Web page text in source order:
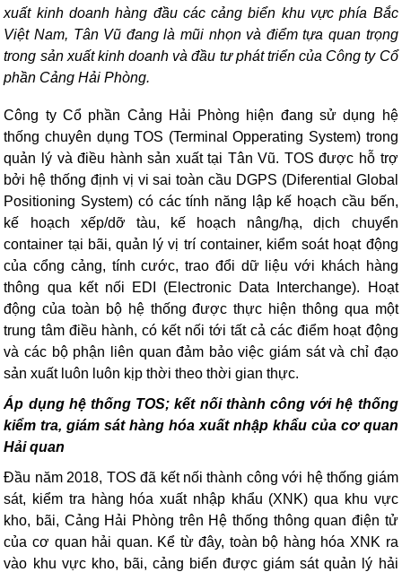
xuất kinh doanh hàng đầu các cảng biển khu vực phía Bắc
Việt Nam, Tân Vũ đang là mũi nhọn và điểm tựa quan trọng
trong sản xuất kinh doanh và đầu tư phát triển của Công ty Cổ
phần Cảng Hải Phòng.
Công ty Cổ phần Cảng Hải Phòng hiện đang sử dụng hệ
thống chuyên dụng TOS (Terminal Opperating System) trong
quản lý và điều hành sản xuất tại Tân Vũ. TOS được hỗ trợ
bởi hệ thống định vị vi sai toàn cầu DGPS (Diferential Global
Positioning System) có các tính năng lập kế hoạch cầu bến,
kế hoạch xếp/dỡ tàu, kế hoạch nâng/hạ, dịch chuyển
container tại bãi, quản lý vị trí container, kiểm soát hoạt động
của cổng cảng, tính cước, trao đổi dữ liệu với khách hàng
thông qua kết nối EDI (Electronic Data Interchange). Hoạt
động của toàn bộ hệ thống được thực hiện thông qua một
trung tâm điều hành, có kết nối tới tất cả các điểm hoạt động
và các bộ phận liên quan đảm bảo việc giám sát và chỉ đạo
sản xuất luôn luôn kịp thời theo thời gian thực.
Áp dụng hệ thống TOS; kết nối thành công với hệ thống
kiểm tra, giám sát hàng hóa xuất nhập khẩu của cơ quan
Hải quan
Đầu năm 2018, TOS đã kết nối thành công với hệ thống giám
sát, kiểm tra hàng hóa xuất nhập khẩu (XNK) qua khu vực
kho, bãi, Cảng Hải Phòng trên Hệ thống thông quan điện tử
của cơ quan hải quan. Kể từ đây, toàn bộ hàng hóa XNK ra
vào khu vực kho, bãi, cảng biển được giám sát quản lý hải